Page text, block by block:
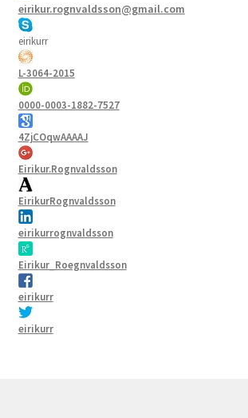
eirikur.rognvaldsson@gmail.com
eirikurr
L-3064-2015
0000-0003-1882-7527
4ZjCOqwAAAAJ
Eirikur.Rognvaldsson
EirikurRognvaldsson
eirikurrognvaldsson
Eirikur_Roegnvaldsson
eirikurr
eirikurr